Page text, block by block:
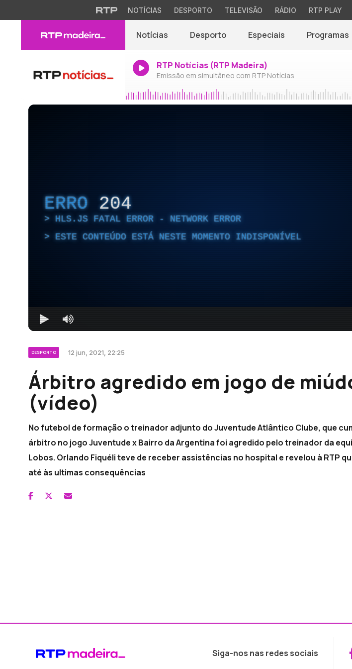
NOTÍCIAS DESPORTO TELEVISÃO RÁDIO RTP PLAY
Notícias Desporto Especiais Programas
RTP Notícias (RTP Madeira)
Emissão em simultâneo com RTP Notícias
ERRO 204
HLS.JS FATAL ERROR - NETWORK ERROR
ESTE CONTEÚDO ESTÁ NESTE MOMENTO INDISPONÍVEL
DESPORTO 12 jun, 2021, 22:25
Árbitro agredido em jogo de
(vídeo)
No futebol de formação o treinador adjunto do Juventude Atlântico Clube, que
árbitro no jogo Juventude x Bairro da Argentina foi agredido pelo treinador da
Lobos. Orlando Fiquéli teve de receber assistências no hospital e revelou à RTP
até às ultimas consequências
Siga-nos nas redes sociais